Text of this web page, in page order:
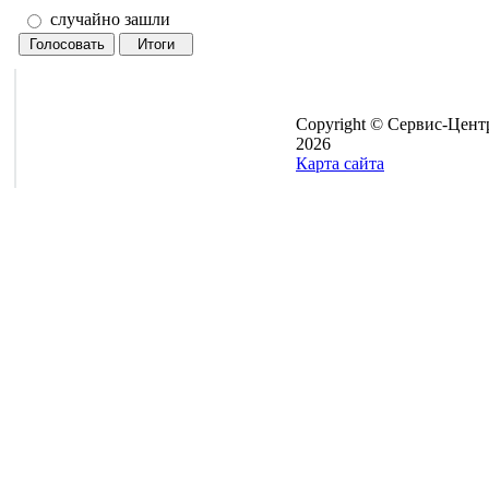
случайно зашли
Copyright © Сервис-
2026
Карта сайта